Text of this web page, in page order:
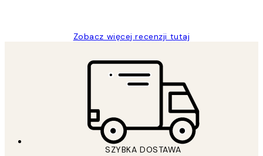
Zobacz więcej recenzji tutaj
SZYBKA DOSTAWA